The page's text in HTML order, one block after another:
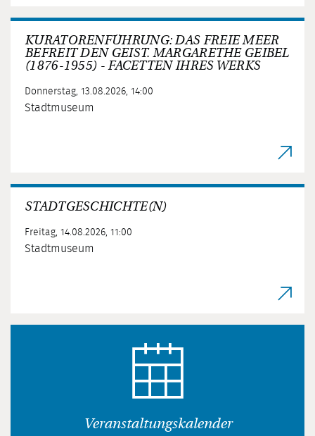
KURATORENFÜHRUNG: DAS FREIE MEER
BEFREIT DEN GEIST. MARGARETHE GEIBEL
(1876-1955) - FACETTEN IHRES WERKS
Donnerstag, 13.08.2026, 14:00
Stadtmuseum
STADTGESCHICHTE(N)
Freitag, 14.08.2026, 11:00
Stadtmuseum
Veranstaltungskalender